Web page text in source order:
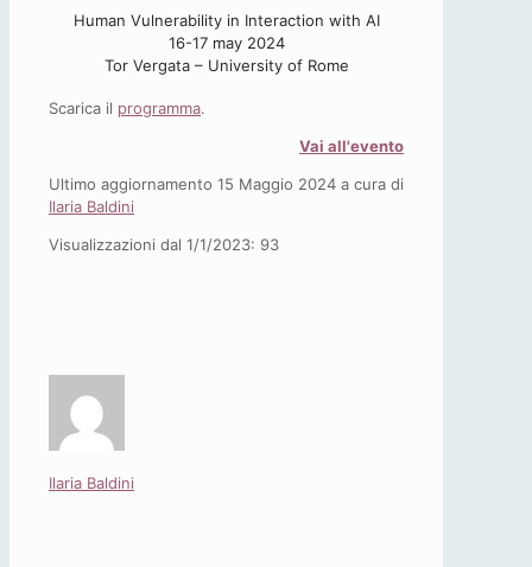
Human Vulnerability in Interaction with AI
16-17 may 2024
Tor Vergata – University of Rome
Scarica il programma.
Vai all'evento
Ultimo aggiornamento 15 Maggio 2024 a cura di
Ilaria Baldini
Visualizzazioni dal 1/1/2023: 93
Ilaria Baldini